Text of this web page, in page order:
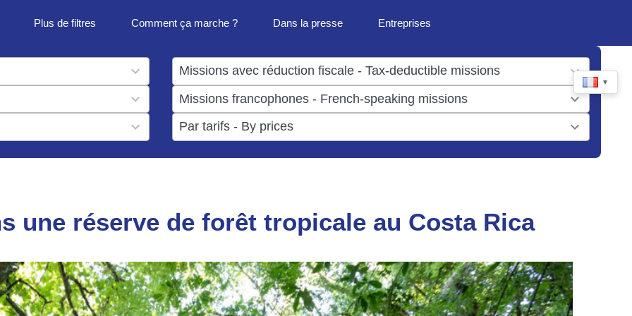
Plus de filtres Comment ça marche ? Dans la presse Entreprises
▼
result
available
result
available
results
available
une réserve de forêt tropicale au Costa Rica